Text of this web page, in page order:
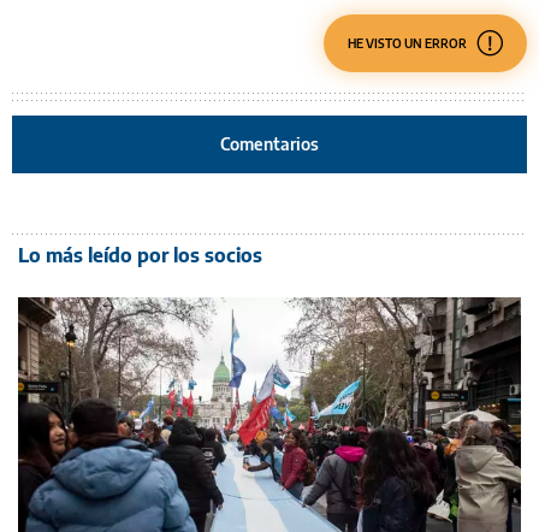
HE VISTO UN ERROR
Comentarios
Lo más leído por los socios